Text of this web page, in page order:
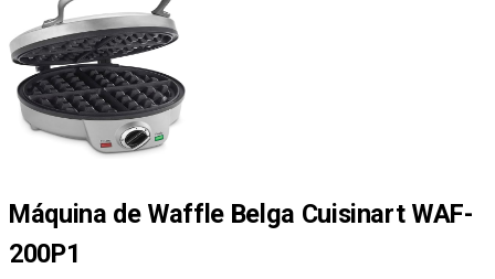
Máquina de Waffle Belga Cuisinart WAF-
200P1